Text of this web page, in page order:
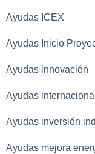
Ayudas ICEX
Ayudas Inicio
Ayudas innovación
Ayudas
Ayudas inversión
Ayudas mejora